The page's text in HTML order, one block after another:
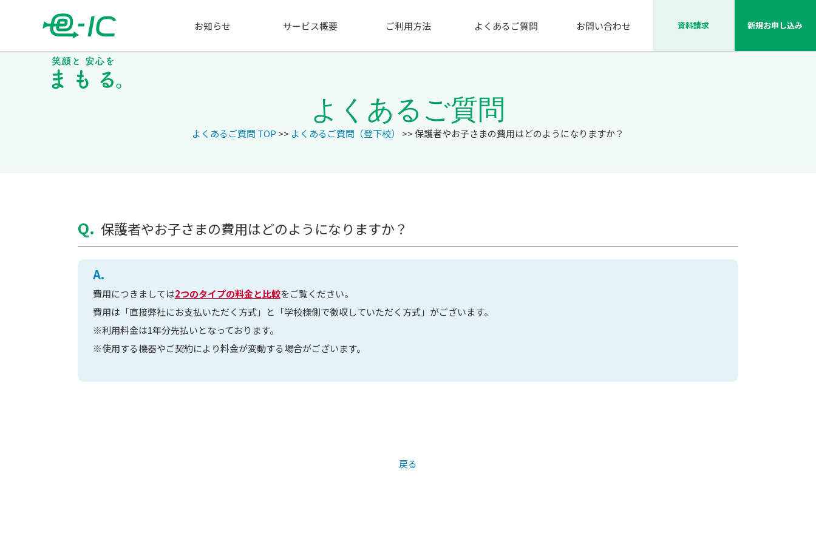
お知らせ サービス概要 ご利用方法 よくあるご質問 お問い合わせ 資料請求 新規お申し込み
よくあるご質問
よくあるご質問 TOP >> よくあるご質問（登下校） >> 保護者やお子さまの費用はどのようになりますか？
Q. 保護者やお子さまの費用はどのようになりますか？
A.
費用につきましては2つのタイプの料金と比較をご覧ください。
費用は「直接弊社にお支払いただく方式」と「学校様側で徴収していただく方式」がございます。
※利用料金は1年分先払いとなっております。
※使用する機器やご契約により料金が変動する場合がございます。
戻る